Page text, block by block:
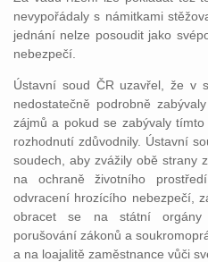
nevypořádaly s námitkami
jednání nelze posoudit jako
nebezpečí.
Ústavní soud ČR uzavřel, že v
nedostatečně podrobně
zájmů a pokud se zabývaly
rozhodnutí zdůvodnily. Ústavní
soudech, aby zvážily obě strany
na ochraně životního
odvracení hrozícího nebezpečí,
obracet se na státní orgány
porušování zákonů a
a na loajalitě zaměstnance vůči